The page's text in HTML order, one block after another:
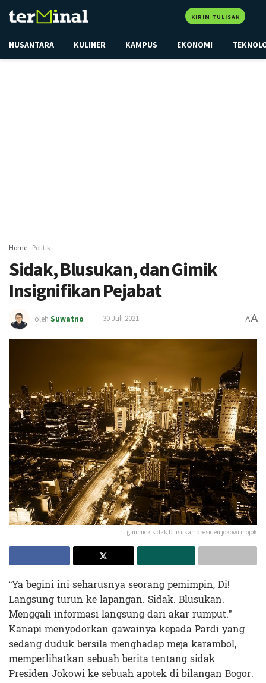
KIRIM TULISAN
NUSANTARA KULINER KAMPUS EKONOMI
Home Politik
Sidak, Blusukan, dan Gimik
Insignifikan Pejabat
oleh Suwatno 30 Juli 2021 AA
gimmick sidak blusukan presiden jokowi mojok
“Ya begini ini seharusnya seorang pemimpin, Di!
Langsung turun ke lapangan. Sidak. Blusukan.
Menggali informasi langsung dari akar rumput.”
Kanapi menyodorkan gawainya kepada Pardi yang
sedang duduk bersila menghadap meja karambol,
memperlihatkan sebuah berita tentang sidak
Presiden Jokowi ke sebuah apotek di bilangan Bogor.